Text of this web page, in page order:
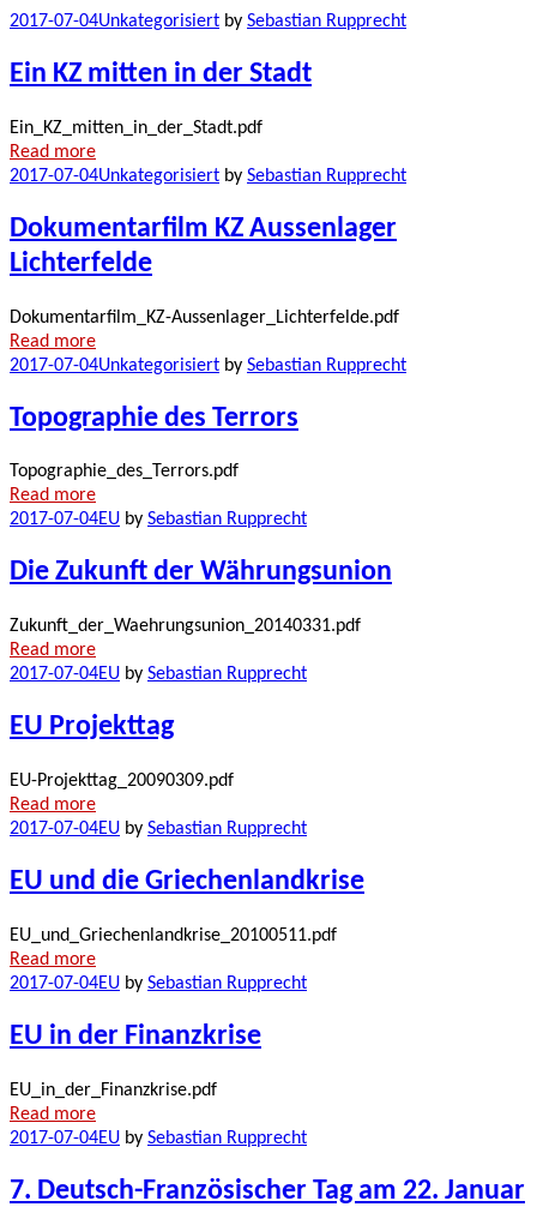
2017-07-04Unkategorisiert by Sebastian Rupprecht
Ein KZ mitten in der Stadt
Ein_KZ_mitten_in_der_Stadt.pdf
Read more
2017-07-04Unkategorisiert by Sebastian Rupprecht
Dokumentarfilm KZ Aussenlager
Lichterfelde
Dokumentarfilm_KZ-Aussenlager_Lichterfelde.pdf
Read more
2017-07-04Unkategorisiert by Sebastian Rupprecht
Topographie des Terrors
Topographie_des_Terrors.pdf
Read more
2017-07-04EU by Sebastian Rupprecht
Die Zukunft der Währungsunion
Zukunft_der_Waehrungsunion_20140331.pdf
Read more
2017-07-04EU by Sebastian Rupprecht
EU Projekttag
EU-Projekttag_20090309.pdf
Read more
2017-07-04EU by Sebastian Rupprecht
EU und die Griechenlandkrise
EU_und_Griechenlandkrise_20100511.pdf
Read more
2017-07-04EU by Sebastian Rupprecht
EU in der Finanzkrise
EU_in_der_Finanzkrise.pdf
Read more
2017-07-04EU by Sebastian Rupprecht
7. Deutsch-Französischer Tag am 22. Januar